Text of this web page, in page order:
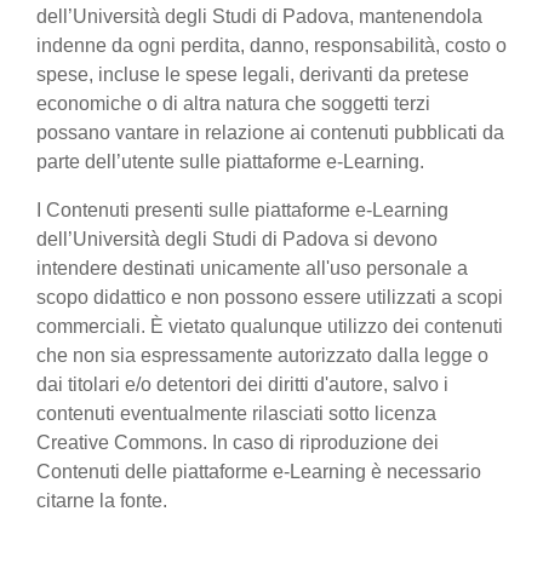
dell’Università degli Studi di Padova, mantenendola
indenne da ogni perdita, danno, responsabilità, costo o
spese, incluse le spese legali, derivanti da pretese
economiche o di altra natura che soggetti terzi
possano vantare in relazione ai contenuti pubblicati da
parte dell’utente sulle piattaforme e-Learning.
I Contenuti presenti sulle piattaforme e-Learning
dell’Università degli Studi di Padova si devono
intendere destinati unicamente all'uso personale a
scopo didattico e non possono essere utilizzati a scopi
commerciali. È vietato qualunque utilizzo dei contenuti
che non sia espressamente autorizzato dalla legge o
dai titolari e/o detentori dei diritti d'autore, salvo i
contenuti eventualmente rilasciati sotto licenza
Creative Commons. In caso di riproduzione dei
Contenuti delle piattaforme e-Learning è necessario
citarne la fonte.